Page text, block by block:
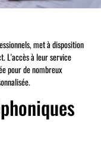
met à disposition
L'accès à leur service
pour de nombreux